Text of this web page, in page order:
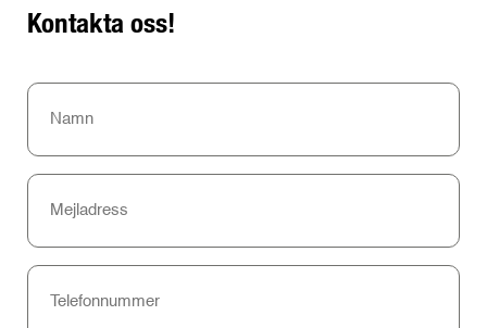
Kontakta oss!
Namn
Mejladress
Telefonnummer